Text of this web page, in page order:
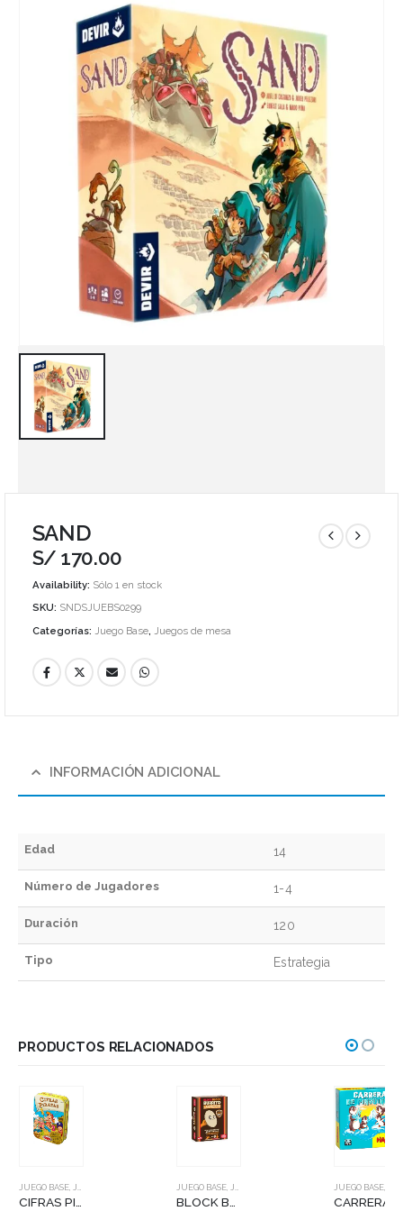
SAND
S/ 170.00
Availability: Sólo 1 en stock
SKU: SNDSJUEBS0299
Categorías: Juego Base, Juegos de mesa
INFORMACIÓN ADICIONAL
Edad 14
Número de Jugadores 1-4
Duración 120
Tipo Estrategia
PRODUCTOS RELACIONADOS
JUEGO BASE, JUEGOS DE MESA JUEGO BASE, JUEGOS DE MESA JUEGO BASE,